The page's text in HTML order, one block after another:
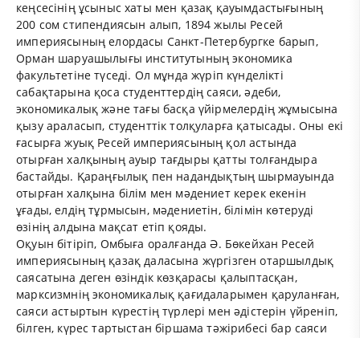
кеңсесінің ұсыныс хаты мен қазақ қауымдастығының
200 сом стипендиясын алып, 1894 жылы Ресей
империясының елордасы Санкт-Петербургке барып,
Орман шаруашылығы институтының экономика
факультетіне түседі. Ол мұнда жүріп күнделікті
сабақтарына қоса студенттердің саяси, әдеби,
экономикалық және тағы басқа үйірмелердің жұмысына
қызу араласып, студенттік толқуларға қатысады. Оны екі
ғасырға жуық Ресей империясының қол астында
отырған халқының ауыр тағдыры қатты толғандыра
бастайды. Қараңғылық пен надандықтың шырмауында
отырған халқына білім мен мәдениет керек екенін
ұғады, елдің тұрмысын, мәдениетін, білімін көтеруді
өзінің алдына мақсат етіп қояды.
Оқуын бітіріп, Омбыға оралғанда Ә. Бөкейхан Ресей
империясының қазақ даласына жүргізген отаршылдық
саясатына деген өзіндік көзқарасы қалыптасқан,
марксизмнің экономикалық қағидаларымен қаруланған,
саяси астыртын күрестің түрлері мен әдістерін үйреніп,
білген, күрес тартыстан біршама тәжірибесі бар саяси